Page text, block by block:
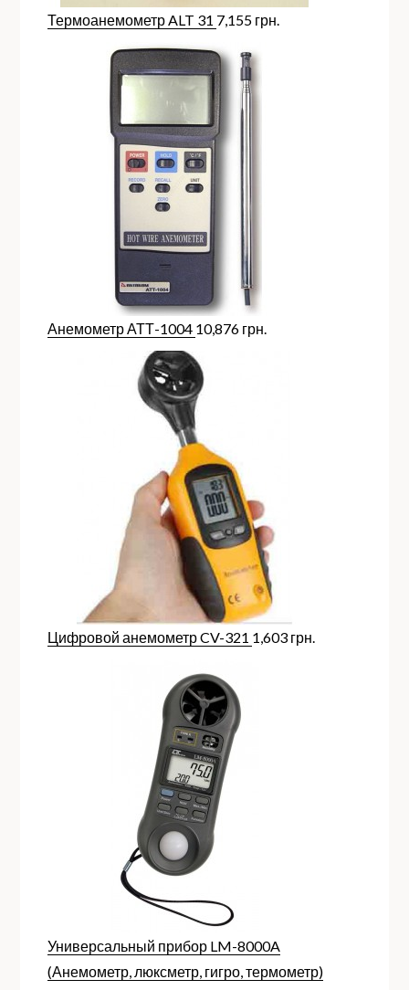
Термоанемометр ALT 31 7,155 грн.
Анемометр АТТ-1004 10,876 грн.
Цифровой анемометр CV-321 1,603 грн.
Универсальный прибор LM-8000A
(Анемометр, люксметр, гигро, термометр)